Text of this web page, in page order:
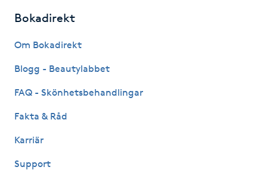
Hudvård
Hyaluronsyra
Hypnos
Bokadirekt
Om Bokadirekt
Blogg - Beautylabbet
FAQ - Skönhetsbehandlingar
Fakta & Råd
Karriär
Support